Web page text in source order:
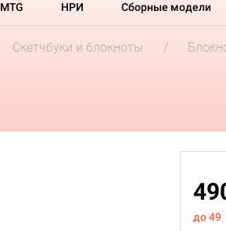
MTG НРИ Сборные модели
Скетчбуки и блокноты
до 49